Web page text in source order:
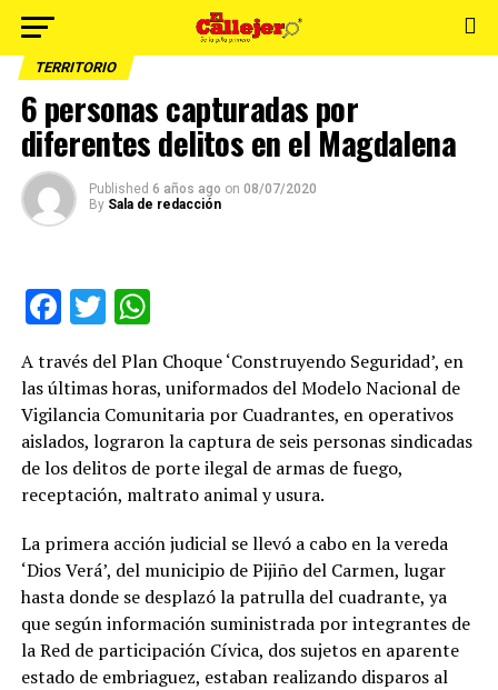
TERRITORIO
6 personas capturadas por
diferentes delitos en el Magdalena
Published 6 años ago on 08/07/2020
By Sala de redacción
Facebook
TwitterWhatsApp
A través del Plan Choque ‘Construyendo Seguridad’, en
las últimas horas, uniformados del Modelo Nacional de
Vigilancia Comunitaria por Cuadrantes, en operativos
aislados, lograron la captura de seis personas sindicadas
de los delitos de porte ilegal de armas de fuego,
receptación, maltrato animal y usura.
La primera acción judicial se llevó a cabo en la vereda
‘Dios Verá’, del municipio de Pijiño del Carmen, lugar
hasta donde se desplazó la patrulla del cuadrante, ya
que según información suministrada por integrantes de
la Red de participación Cívica, dos sujetos en aparente
estado de embriaguez, estaban realizando disparos al